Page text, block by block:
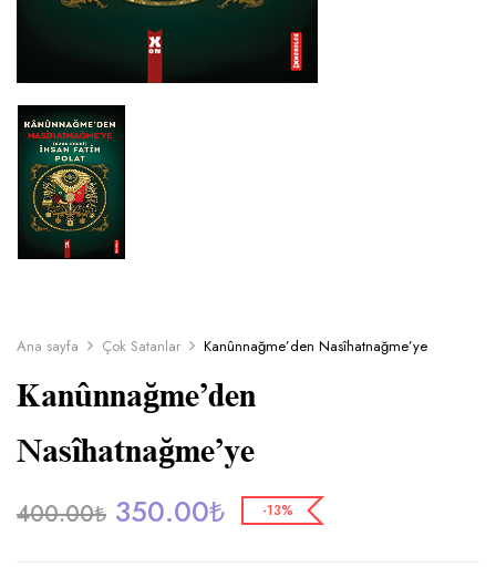
Ana sayfa Çok Satanlar Kanûnnağme’den Nasîhatnağme’ye
Kanûnnağme’den
Nasîhatnağme’ye
400.00₺ 350.00₺ -13%